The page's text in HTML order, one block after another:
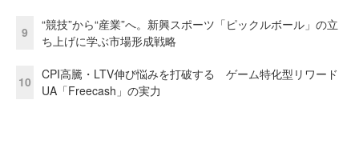
9
“競技”から“産業”へ。新興スポーツ「ピックルボール」の立
ち上げに学ぶ市場形成戦略
10
CPI高騰・LTV伸び悩みを打破する ゲーム特化型リワード
UA「Freecash」の実力